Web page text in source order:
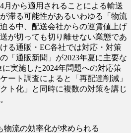
月から適用されることによる輸送
滞る可能性があるいわゆる「物流
る中、配送会社からの運賃値上げ
が切っても切り離せない業態であ
る通販・EC各社では対応・対策
「通販新聞」が2023年夏に主要な
実施した2024年問題への対応策
ート調査によると「再配達削減」
ト化」と同時に複数の対策を講じ
物流の効率化が求められる